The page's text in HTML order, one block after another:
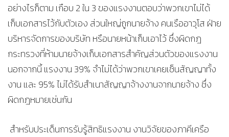
อย่างไรก็ตาม เกือบ 2 ใน 3 ของแรงงานตอบว่าพวกเขาไม่ได้
เก็บเอกสารไว้กับตัวเอง ส่วนใหญ่ถูกนายจ้าง คนเรืออาวุโส ฝ่าย
บริหารจัดการของบริษัท หรือนายหน้าเก็บเอาไว้ ซึ่งผิดกฎ
กระทรวงที่ห้ามนายจ้างเก็บเอกสารสำคัญส่วนตัวของแรงงาน
นอกจากนี้ แรงงาน 39% จำไม่ได้ว่าพวกเขาเคยเซ็นสัญญาทั้ง
งาน และ 95% ไม่ได้รับสำเนาสัญญาจ้างงานจากนายจ้าง ซึ่ง
ผิดกฎหมายเช่นกัน
สำหรับประเด็นการรับรู้สิทธิแรงงาน งานวิจัยของภาคีเครือ